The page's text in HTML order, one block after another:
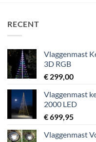
RECENT
Vlaggenmast
3D RGB
€ 299,00
Vlaggenmast
2000 LED
€699,95
Vlaggenmast